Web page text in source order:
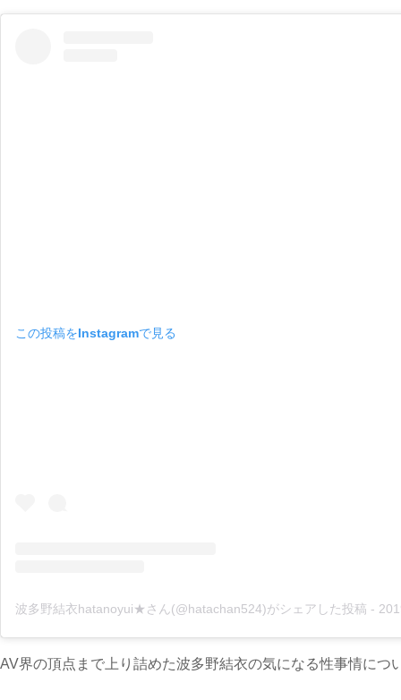
この投稿をInstagramで見る
波多野結衣hatanoyui★さん(@hatachan524)がシェアした投稿 - 2019年
AV界の頂点まで上り詰めた波多野結衣の気になる性事情につ